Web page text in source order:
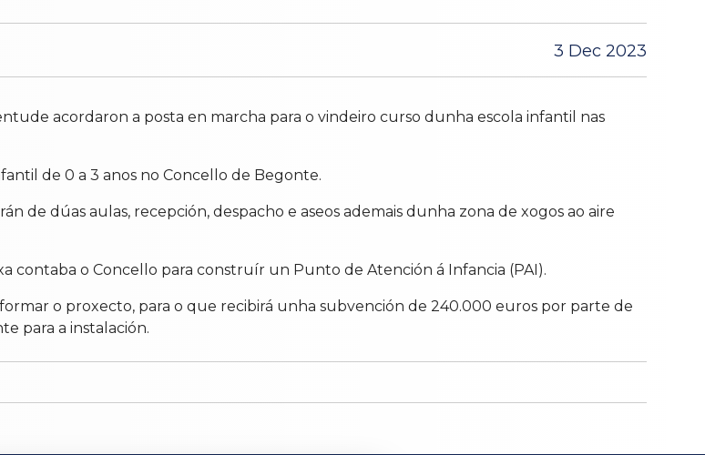
3 Dec 2023
acordaron a posta en marcha para o vindeiro curso dunha escola infantil nas
de 0 a 3 anos no Concello de Begonte.
de dúas aulas, recepción, despacho e aseos ademais dunha zona de xogos ao aire
contaba o Concello para construír un Punto de Atención á Infancia (PAI).
o proxecto, para o que recibirá unha subvención de 240.000 euros por parte de
para a instalación.